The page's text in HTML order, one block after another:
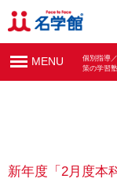
MENU
個別指導
策の学習
新年度「2月度本